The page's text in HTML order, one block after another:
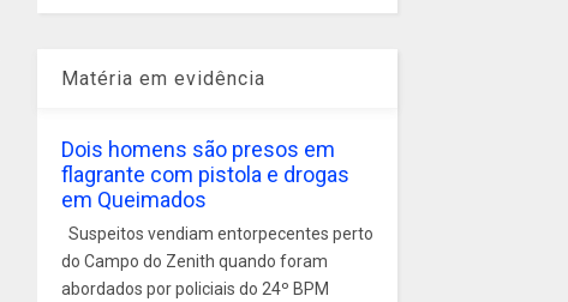
Matéria em evidência
Dois homens são presos em
flagrante com pistola e drogas
em Queimados
Suspeitos vendiam entorpecentes perto
do Campo do Zenith quando foram
abordados por policiais do 24º BPM